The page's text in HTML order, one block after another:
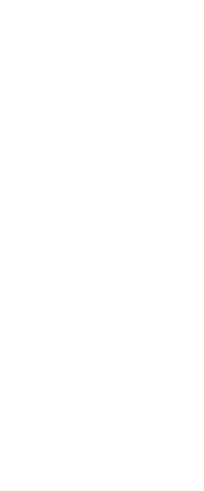
/ Dosquebradas
Medellín fue
y siete meses, la